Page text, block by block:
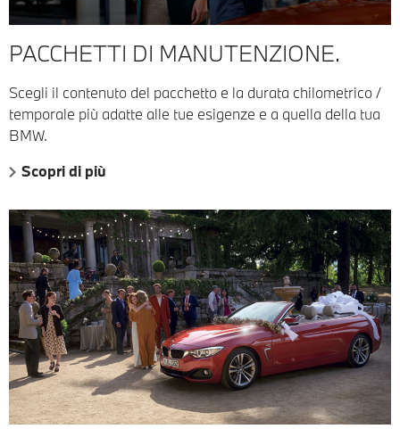
PACCHETTI DI MANUTENZIONE.
Scegli il contenuto del pacchetto e la durata chilometrico /
temporale più adatte alle tue esigenze e a quella della tua
BMW.
Scopri di più